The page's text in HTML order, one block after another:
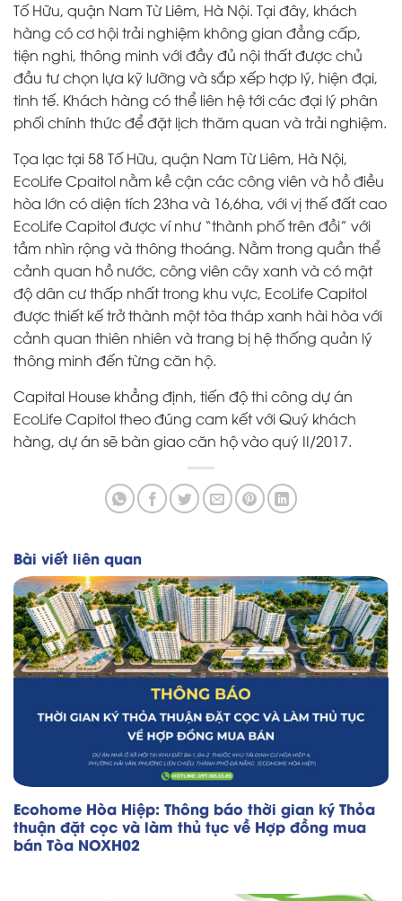
Tố Hữu, quận Nam Từ Liêm, Hà Nội. Tại đây, khách
hàng có cơ hội trải nghiệm không gian đẳng cấp,
tiện nghi, thông minh với đầy đủ nội thất được chủ
đầu tư chọn lựa kỹ lưỡng và sắp xếp hợp lý, hiện đại,
tinh tế. Khách hàng có thể liên hệ tới các đại lý phân
phối chính thức để đặt lịch thăm quan và trải nghiệm.
Tọa lạc tại 58 Tố Hữu, quận Nam Từ Liêm, Hà Nội,
EcoLife Cpaitol nằm kề cận các công viên và hồ điều
hòa lớn có diện tích 23ha và 16,6ha, với vị thế đất cao
EcoLife Capitol được ví như “thành phố trên đồi” với
tầm nhìn rộng và thông thoáng. Nằm trong quần thể
cảnh quan hồ nước, công viên cây xanh và có mật
độ dân cư thấp nhất trong khu vực, EcoLife Capitol
được thiết kế trở thành một tòa tháp xanh hài hòa với
cảnh quan thiên nhiên và trang bị hệ thống quản lý
thông minh đến từng căn hộ.
Capital House khẳng định, tiến độ thi công dự án
EcoLife Capitol theo đúng cam kết với Quý khách
hàng, dự án sẽ bàn giao căn hộ vào quý II/2017.
Bài viết liên quan
Ecohome Hòa Hiệp: Thông báo thời gian ký Thỏa
thuận đặt cọc và làm thủ tục về Hợp đồng mua
bán Tòa NOXH02